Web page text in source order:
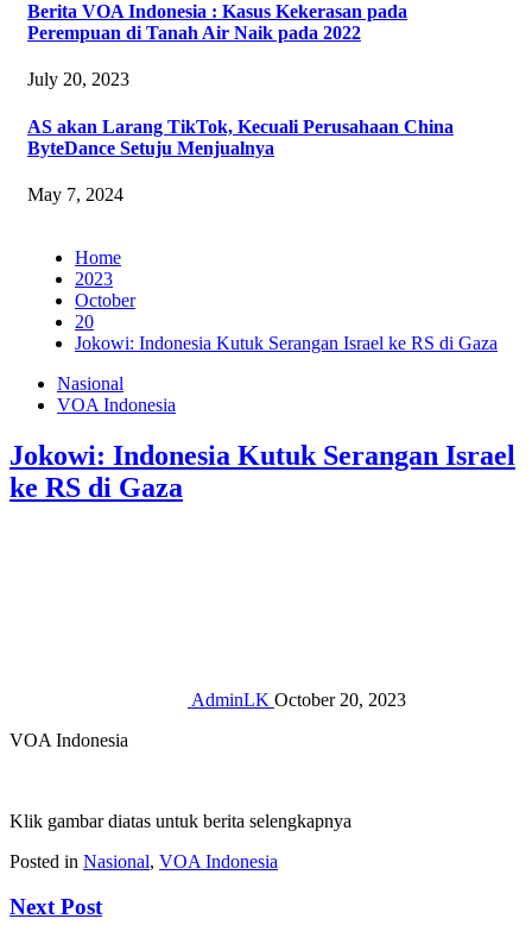
Berita VOA Indonesia : Kasus Kekerasan pada
Perempuan di Tanah Air Naik pada 2022
July 20, 2023
AS akan Larang TikTok, Kecuali Perusahaan China
ByteDance Setuju Menjualnya
May 7, 2024
Home
2023
October
20
Jokowi: Indonesia Kutuk Serangan Israel ke RS di Gaza
Nasional
VOA Indonesia
Jokowi: Indonesia Kutuk Serangan Israel
ke RS di Gaza
AdminLK October 20, 2023
VOA Indonesia
Klik gambar diatas untuk berita selengkapnya
Posted in Nasional, VOA Indonesia
Next Post